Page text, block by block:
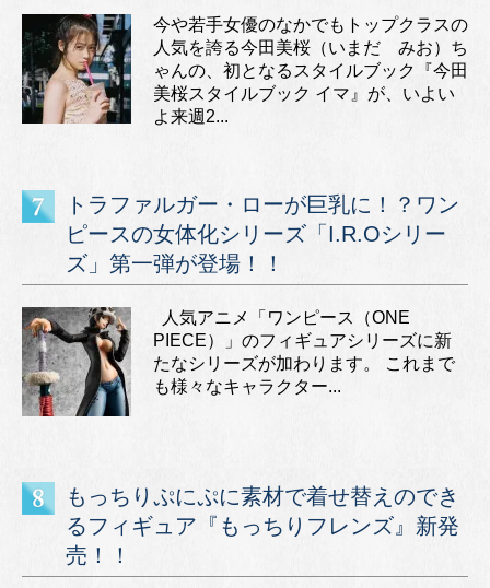
今や若手女優のなかでもトップクラスの
人気を誇る今田美桜（いまだ みお）ち
ゃんの、初となるスタイルブック『今田
美桜スタイルブック イマ』が、いよい
よ来週2...
トラファルガー・ローが巨乳に！？ワン
ピースの女体化シリーズ「I.R.Oシリー
ズ」第一弾が登場！！
人気アニメ「ワンピース（ONE
PIECE）」のフィギュアシリーズに新
たなシリーズが加わります。 これまで
も様々なキャラクター...
もっちりぷにぷに素材で着せ替えのでき
るフィギュア『もっちりフレンズ』新発
売！！